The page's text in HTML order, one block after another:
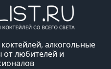
алкогольные
от любителей и